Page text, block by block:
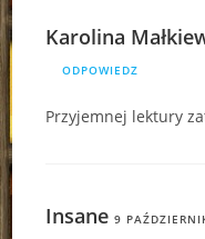
Karolina
ODPOWIEDZ
Przyjemnej lektury
Insane 9